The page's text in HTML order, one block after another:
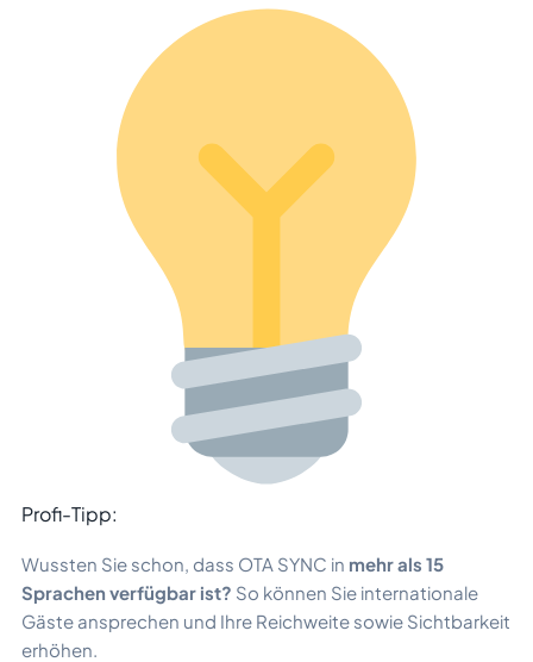
Profi-Tipp:
Wussten Sie schon, dass OTA SYNC in mehr als 15
Sprachen verfügbar ist? So können Sie internationale
Gäste ansprechen und Ihre Reichweite sowie Sichtbarkeit
erhöhen.